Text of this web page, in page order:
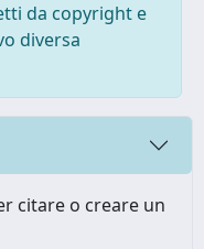
da copyright e
diversa
citare o creare un